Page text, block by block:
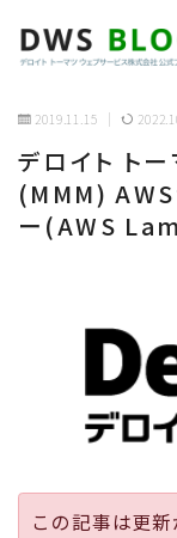
ホーム
AWS
リモートワーク
社内制度
2019.11.15
デロイト ト
(MMM) AWS
ー(AWS
この記事は更